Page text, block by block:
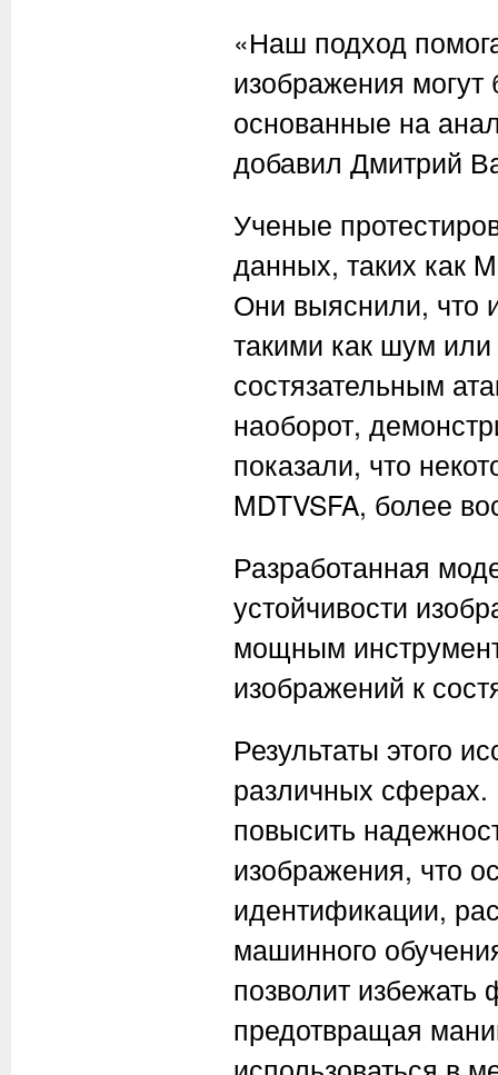
«Наш подход
изображения
основанные на
добавил Дмитрий
Ученые
данных, таких как
Они выяснили, что
такими как шум
состязательным
наоборот,
показали, что
MDTVSFA, более
Разработанная
устойчивости
мощным
изображений к
Результаты этого
различных
повысить
изображения, что
идентификации,
машинного
позволит
предотвращая